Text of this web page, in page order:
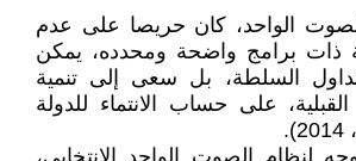
الواحد، كان حريصا على عدم
ذات برامج واضحة ومحدده، يمكن
السلطة، بل سعى إلى تنمية
القبلية، على حساب الانتماء للدولة